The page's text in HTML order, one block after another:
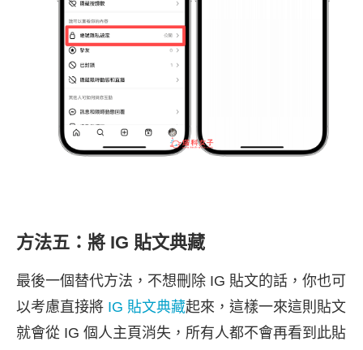
方法五：將 IG 貼文典藏
最後一個替代方法，不想刪除 IG 貼文的話，你也可
以考慮直接將 IG 貼文典藏起來，這樣一來這則貼文
就會從 IG 個人主頁消失，所有人都不會再看到此貼